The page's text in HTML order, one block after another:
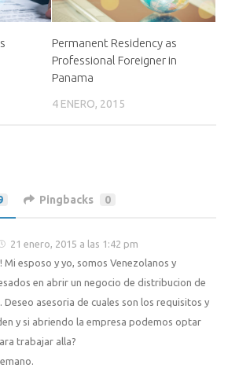
Permanent Residency as
Professional Foreigner in
Panama
4 ENERO, 2015
Pingbacks 0
21 enero, 2015 a las 1:42 pm
Mi esposo y yo, somos Venezolanos y
en abrir un negocio de distribucion de
Deseo asesoria de cuales son los requisitos y
y si abriendo la empresa podemos optar
trabajar alla?